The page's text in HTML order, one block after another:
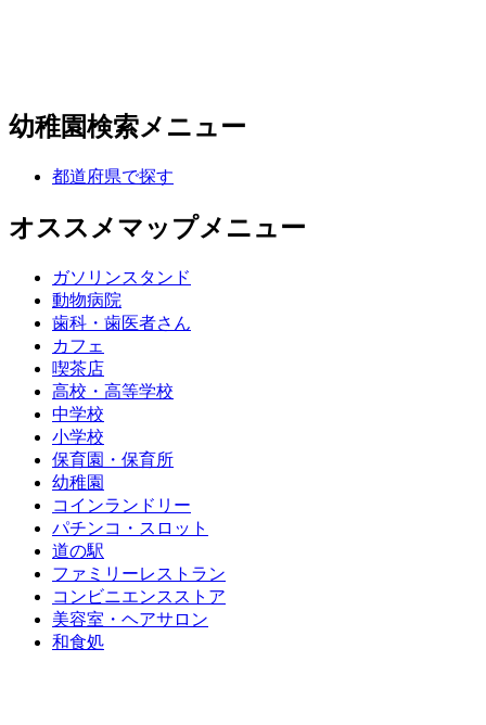
幼稚園検索メニュー
都道府県で探す
オススメマップメニュー
ガソリンスタンド
動物病院
歯科・歯医者さん
カフェ
喫茶店
高校・高等学校
中学校
小学校
保育園・保育所
幼稚園
コインランドリー
パチンコ・スロット
道の駅
ファミリーレストラン
コンビニエンスストア
美容室・ヘアサロン
和食処